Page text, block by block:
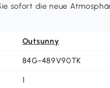
sofort die neue
Outsunny
84G-489V90TK
1